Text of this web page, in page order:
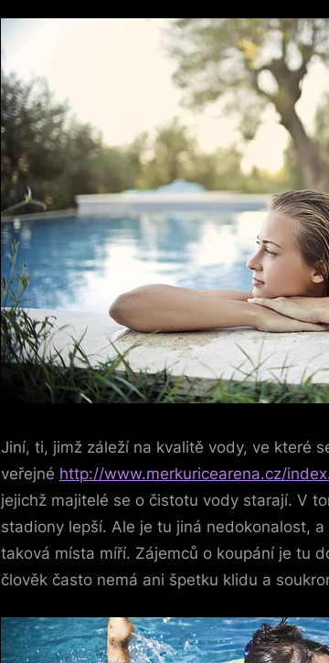
Jiní, ti, jimž záleží na kvalitě vody, ve které
veřejné http://www.merkuricearena.cz/
jejichž majitelé se o čistotu vody starají. V
stadiony lepší. Ale je tu jiná nedokonalost,
taková místa míří. Zájemců o koupání je tu
člověk často nemá ani špetku klidu a